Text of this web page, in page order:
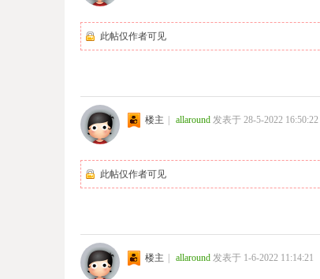
此帖仅作者可见
楼主 | allaround 发表于 28-5-2022 16:50:22
此帖仅作者可见
楼主 | allaround 发表于 1-6-2022 11:14:21